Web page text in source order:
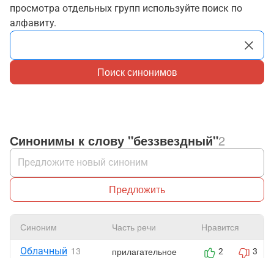
просмотра отдельных групп используйте поиск по
алфавиту.
Поиск синонимов
Синонимы к слову "беззвездный"2
Предложить
Синоним Часть речи Нравится
Облачный 13 прилагательное 2 3